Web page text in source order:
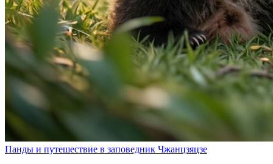
Панды и путешествие в заповедник Чжанцзяцзе